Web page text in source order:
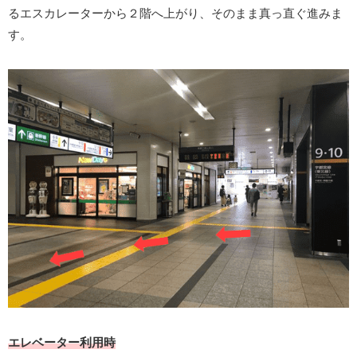
るエスカレーターから２階へ上がり、そのまま真っ直ぐ進みま
す。
エレベーター利用時